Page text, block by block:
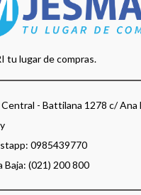
tu lugar de compras.
Central - Battilana 1278 c/ Ana
0985439770
Baja: (021) 200 800